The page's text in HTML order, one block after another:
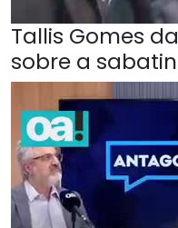
Tallis Gomes
sobre a